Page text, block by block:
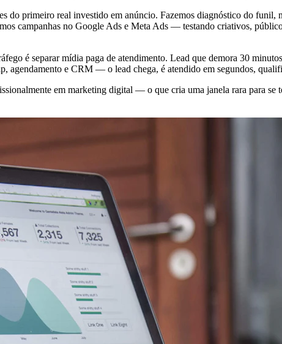
do primeiro real investido em anúncio. Fazemos diagnóstico do funil,
campanhas no Google Ads e Meta Ads — testando criativos,
é separar mídia paga de atendimento. Lead que demora 30
agendamento e CRM — o lead chega, é atendido em segundos,
em marketing digital — o que cria uma janela rara para